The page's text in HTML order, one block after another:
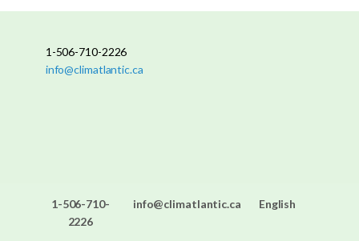
1-506-710-2226
info@climatlantic.ca
1-506-710-
2226
info@climatlantic.ca English